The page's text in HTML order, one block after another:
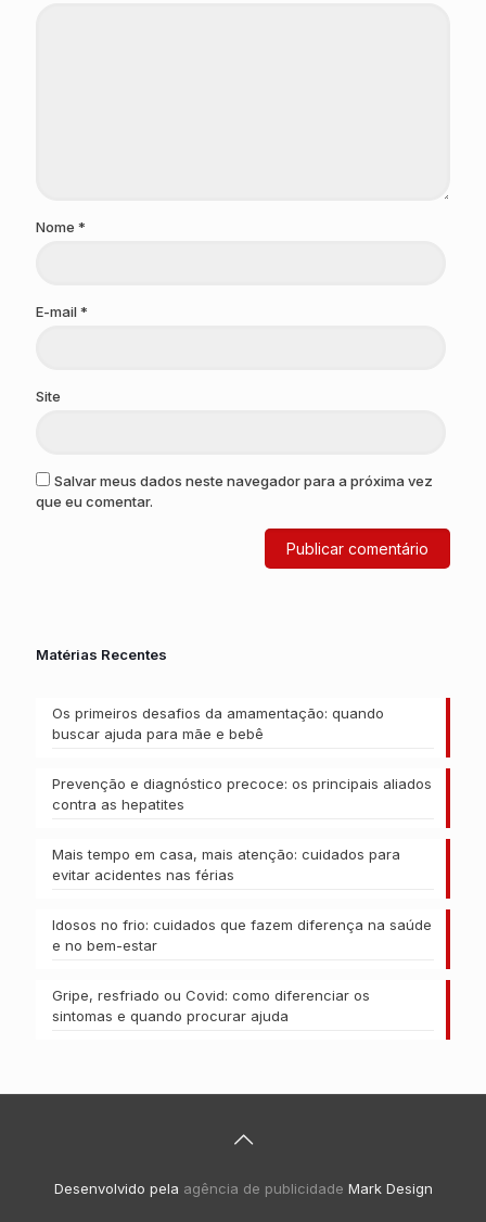
Nome *
E-mail*
Site
Salvar meus dados neste navegador para a próxima vez
que eu comentar.
Matérias Recentes
Os primeiros desafios da amamentação: quando
buscar ajuda para mãe e bebê
Prevenção e diagnóstico precoce: os principais aliados
contra as hepatites
Mais tempo em casa, mais atenção: cuidados para
evitar acidentes nas férias
Idosos no frio: cuidados que fazem diferença na saúde
e no bem-estar
Gripe, resfriado ou Covid: como diferenciar os
sintomas e quando procurar ajuda
Desenvolvido pela agência de publicidade Mark Design